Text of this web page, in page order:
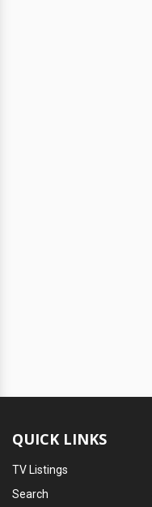
QUICK LINKS
TV Listings
Search